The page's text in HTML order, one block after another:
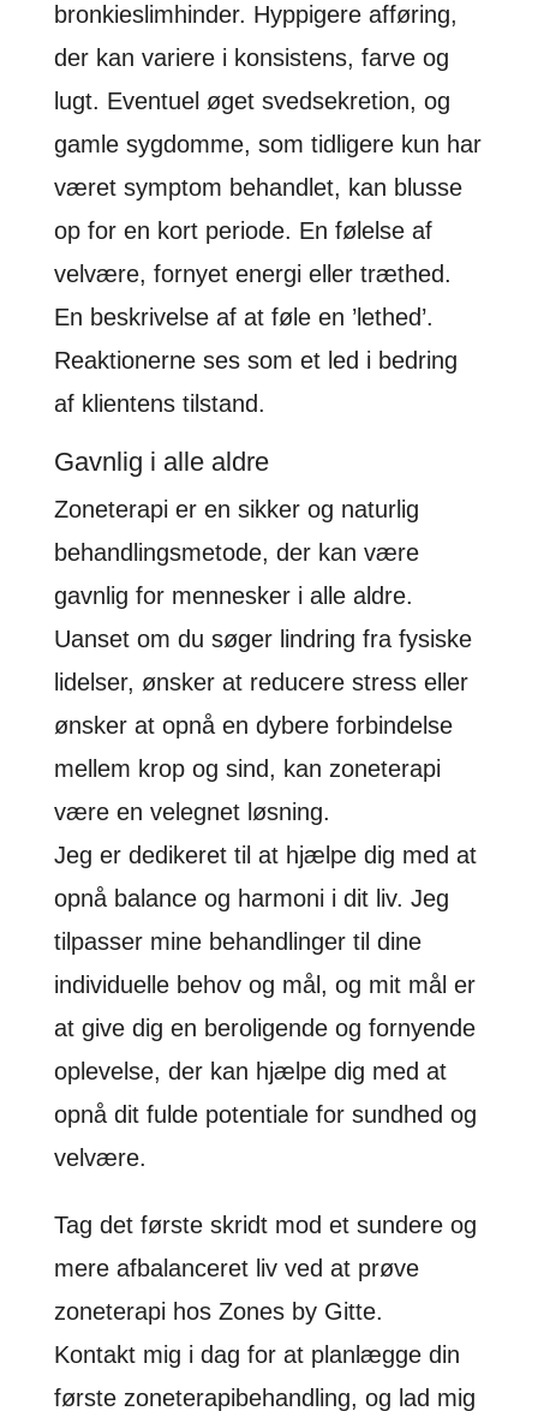
bronkieslimhinder. Hyppigere afføring,
der kan variere i konsistens, farve og
lugt. Eventuel øget svedsekretion, og
gamle sygdomme, som tidligere kun har
været symptom behandlet, kan blusse
op for en kort periode. En følelse af
velvære, fornyet energi eller træthed.
En beskrivelse af at føle en ’lethed’.
Reaktionerne ses som et led i bedring
af klientens tilstand.
Gavnlig i alle aldre
Zoneterapi er en sikker og naturlig
behandlingsmetode, der kan være
gavnlig for mennesker i alle aldre.
Uanset om du søger lindring fra fysiske
lidelser, ønsker at reducere stress eller
ønsker at opnå en dybere forbindelse
mellem krop og sind, kan zoneterapi
være en velegnet løsning.
Jeg er dedikeret til at hjælpe dig med at
opnå balance og harmoni i dit liv. Jeg
tilpasser mine behandlinger til dine
individuelle behov og mål, og mit mål er
at give dig en beroligende og fornyende
oplevelse, der kan hjælpe dig med at
opnå dit fulde potentiale for sundhed og
velvære.
Tag det første skridt mod et sundere og
mere afbalanceret liv ved at prøve
zoneterapi hos Zones by Gitte.
Kontakt mig i dag for at planlægge din
første zoneterapibehandling, og lad mig